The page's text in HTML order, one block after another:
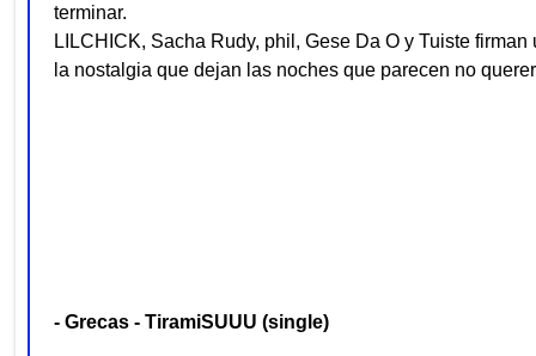
terminar.
LILCHICK, Sacha Rudy, phil, Gese Da O y Tuiste
la nostalgia que dejan las noches que parecen no
- Grecas - TiramiSUUU (single)